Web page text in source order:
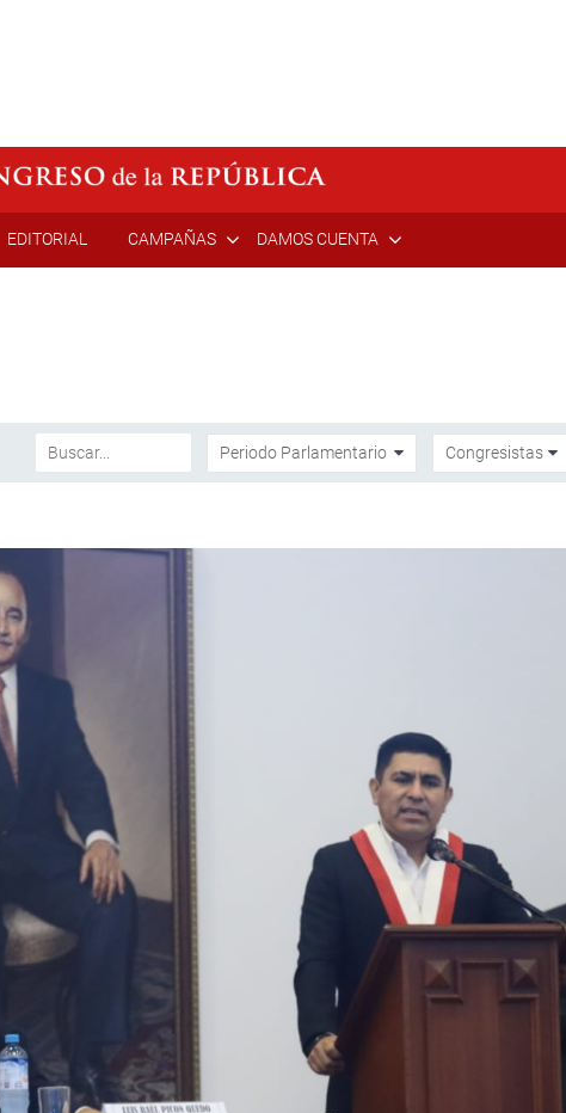
EDITORIAL CAMPAÑAS DAMOS CUENTA